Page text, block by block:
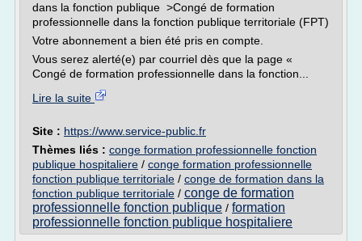
dans la fonction publique >Congé de formation
professionnelle dans la fonction publique territoriale (FPT)
Votre abonnement a bien été pris en compte.
Vous serez alerté(e) par courriel dès que la page «
Congé de formation professionnelle dans la fonction...
Lire la suite
Site : https://www.service-public.fr
Thèmes liés : conge formation professionnelle fonction
publique hospitaliere / conge formation professionnelle
fonction publique territoriale / conge de formation dans la
fonction publique territoriale / conge de formation
professionnelle fonction publique / formation
professionnelle fonction publique hospitaliere